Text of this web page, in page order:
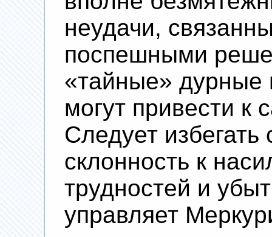
неудачи,
поспешными
«тайные» дурные
могут привести к
Следует
склонность к
трудностей и
управляет